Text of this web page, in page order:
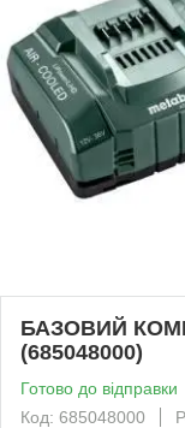
БАЗОВИЙ
(685048000)
Готово до відправки
Код: 685048000